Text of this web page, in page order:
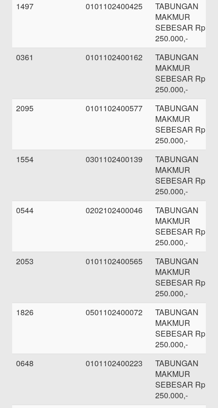
1497
0101102400425
TABUNGAN
MAKMUR
SEBESAR Rp.
250.000,-
0361
0101102400162
TABUNGAN
MAKMUR
SEBESAR Rp.
250.000,-
2095
0101102400577
TABUNGAN
MAKMUR
SEBESAR Rp.
250.000,-
1554
0301102400139
TABUNGAN
MAKMUR
SEBESAR Rp.
250.000,-
0544
0202102400046
TABUNGAN
MAKMUR
SEBESAR Rp.
250.000,-
2053
0101102400565
TABUNGAN
MAKMUR
SEBESAR Rp.
250.000,-
1826
0501102400072
TABUNGAN
MAKMUR
SEBESAR Rp.
250.000,-
0648
0101102400223
TABUNGAN
MAKMUR
SEBESAR Rp.
250.000,-